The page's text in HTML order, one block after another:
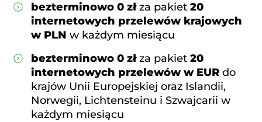
bezterminowo 0 złza pakiet 20
internetowych przelewów krajowych
w PLN w każdym miesiącu
bezterminowo 0 złza pakiet 20
internetowych przelewów w EUR do
krajów Unii Europejskiej oraz Islandii,
Norwegii, Lichtensteinu i Szwajcarii w
każdym miesiącu